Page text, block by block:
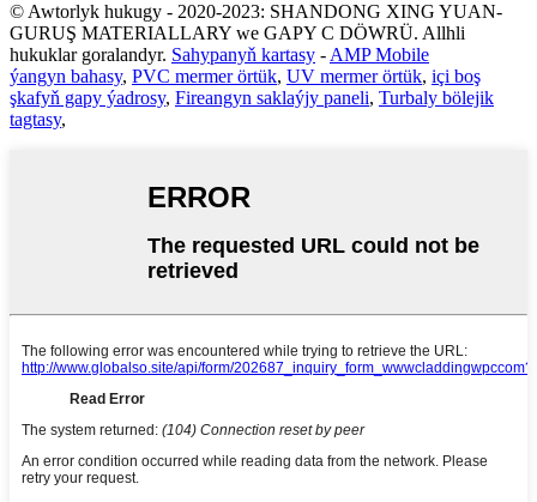
© Awtorlyk hukugy - 2020-2023: SHANDONG XING YUAN-
GURUŞ MATERIALLARY we GAPY C DÖWRÜ. Allhli
hukuklar goralandyr. Sahypanyň kartasy - AMP Mobile
ýangyn bahasy, PVC mermer örtük, UV mermer örtük, içi boş
şkafyň gapy ýadrosy, Fireangyn saklaýjy paneli, Turbaly bölejik
tagtasy,